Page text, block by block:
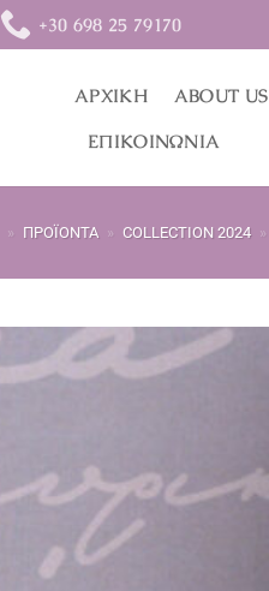
+30 698 25 79170
ΑΡΧΙΚΉ ABOUT US
ΕΠΙΚΟΙΝΩΝΊΑ
» ΠΡΟΪΌΝΤΑ » COLLECTION 2024 »